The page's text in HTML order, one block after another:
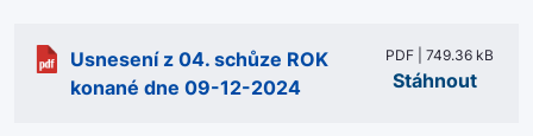
Usnesení z 04. schůze ROK
konané dne 09-12-2024
PDF | 749.36 kB
Stáhnout